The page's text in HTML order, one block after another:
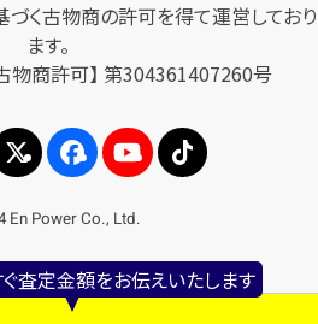
査定金額をお伝えいたします
く古物商の許可を得て運営しており
ます。
物商許可】 第304361407260号
En Power Co., Ltd.